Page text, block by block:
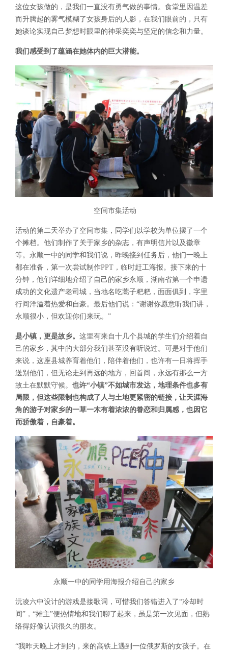
这位女孩做的，是我们一直没有勇气做的事情。食堂里因温差
而升腾起的雾气模糊了女孩身后的人影，在我们眼前的，只有
她谈论实现自己梦想时眼里的神采奕奕与坚定的信念和力量。
我们感受到了蕴涵在她体内的巨大潜能。
空间市集活动
活动的第二天举办了空间市集，同学们以学校为单位摆了一个
个摊档。他们制作了关于家乡的杂志，有声明信片以及徽章
等。永顺一中的同学和我们说，昨晚接到任务后，他们一晚上
都在准备，第一次尝试制作PPT，临时赶工海报。接下来的十
分钟，他们详细地介绍了自己的家乡永顺，湖南省第一个申遗
成功的文化遗产老司城，当地名吃蒿子粑粑，面面俱到，字里
行间洋溢着热爱和自豪。最后他们说：“谢谢你愿意听我们讲，
永顺很小，但欢迎你们来玩。”
是小镇，更是故乡。 这里有来自十几个县城的学生们介绍着自
己的家乡，其中的大部分我们甚至没有听说过。可是对于他们
来说，这座县城养育着他们，陪伴着他们，也许有一日将挥手
送别他们，但无论走到再远的地方，回首间，永远有那么一方
故土在默默守候。 也许“小镇”不如城市发达，地理条件也多有
局限，但这些限制也构成了人与土地更紧密的链接，让天涯海
角的游子对家乡的一草一木有着浓浓的眷恋和归属感，也因它
而骄傲着，自豪着。
永顺一中的同学用海报介绍自己的家乡
沅凌六中设计的游戏是接歌词，可惜我们答错进入了“冷却时
间”，“摊主”便热情地和我们聊了起来，虽是第一次见面，但熟
络得好像认识很久的朋友。
“我昨天晚上才到的，来的高铁上遇到一位俄罗斯的女孩子。在